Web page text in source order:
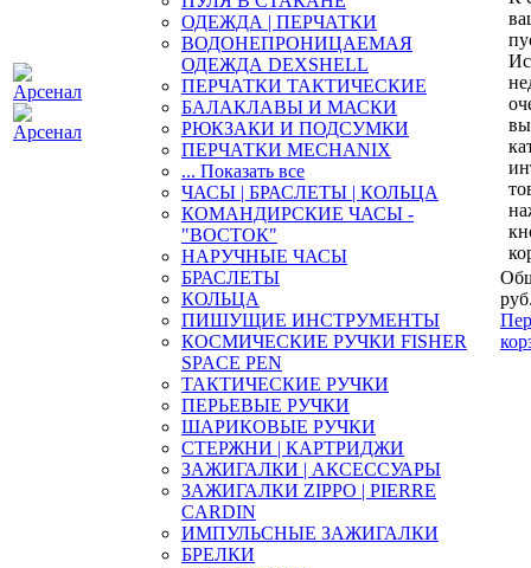
ОДЕЖДА | ПЕРЧАТКИ
ВОДОНЕПРОНИЦАЕМАЯ
ОДЕЖДА DEXSHELL
ПЕРЧАТКИ ТАКТИЧЕСКИЕ
БАЛАКЛАВЫ И МАСКИ
РЮКЗАКИ И ПОДСУМКИ
ПЕРЧАТКИ MECHANIX
... Показать все
ЧАСЫ | БРАСЛЕТЫ | КОЛЬЦА
КОМАНДИРСКИЕ ЧАСЫ -
"ВОСТОК"
НАРУЧНЫЕ ЧАСЫ
БРАСЛЕТЫ
КОЛЬЦА
ПИШУЩИЕ ИНСТРУМЕНТЫ
КОСМИЧЕСКИЕ РУЧКИ FISHER
SPACE PEN
ТАКТИЧЕСКИЕ РУЧКИ
ПЕРЬЕВЫЕ РУЧКИ
ШАРИКОВЫЕ РУЧКИ
СТЕРЖНИ | КАРТРИДЖИ
ЗАЖИГАЛКИ | АКСЕССУАРЫ
ЗАЖИГАЛКИ ZIPPO | PIERRE
CARDIN
ИМПУЛЬСНЫЕ ЗАЖИГАЛКИ
БРЕЛКИ